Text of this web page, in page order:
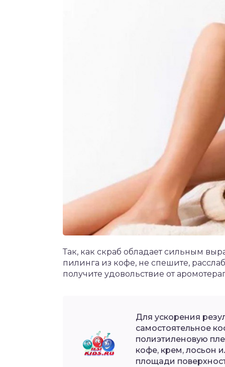
Так, как скраб обладает сильным
пилинга из кофе, не спешите,
получите удовольствие от
Для ускорения
самостоятельное
полиэтиленовую
кофе, крем, лосьон
площади